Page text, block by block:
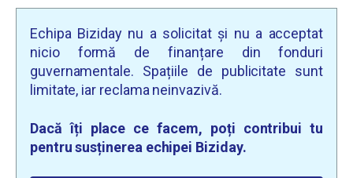
Echipa Biziday nu a solicitat și nu a acceptat
nicio formă de finanțare din fonduri
guvernamentale. Spațiile de publicitate sunt
limitate, iar reclama neinvazivă.
Dacă îți place ce facem, poți contribui tu
pentru susținerea echipei Biziday.